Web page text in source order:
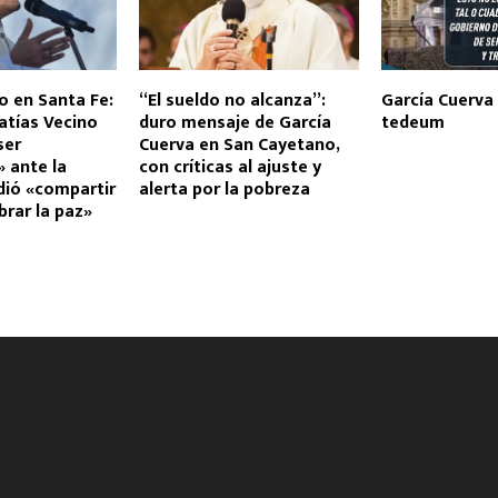
en Santa Fe:
Vecino
ante la
«compartir
la paz»
“El sueldo no alcanza”:
duro mensaje de García
Cuerva en San Cayetano,
con críticas al ajuste y
alerta por la pobreza
García
tedeum